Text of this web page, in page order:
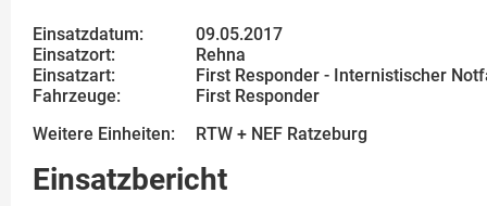
Einsatzdatum:
09.05.2017
Einsatzort:
Rehna
Einsatzart:
First Responder - Internistischer
Fahrzeuge:
First Responder
Weitere Einheiten:
RTW + NEF Ratzeburg
Einsatzbericht